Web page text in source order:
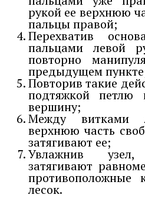
рукой ее верхнюю
пальцы правой;
Перехватив
пальцами левой
повторно
предыдущем
Повторив такие
подтяжкой петлю
вершину;
Между витками
верхнюю часть
затягивают ее;
Увлажнив
затягивают
противоположные
лесок.